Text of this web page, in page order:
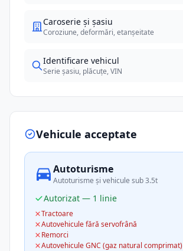
Caroserie și șasiu
Coroziune, deformări, etanșeitate
Identificare vehicul
Serie șasiu, plăcuțe, VIN
Vehicule acceptate
Autoturisme
Autoturisme și vehicule sub 3.5t
Autorizat — 1 linie
Tractoare
Autovehicule fără servofrână
Remorci
Autovehicule GNC (gaz natural comprimat)